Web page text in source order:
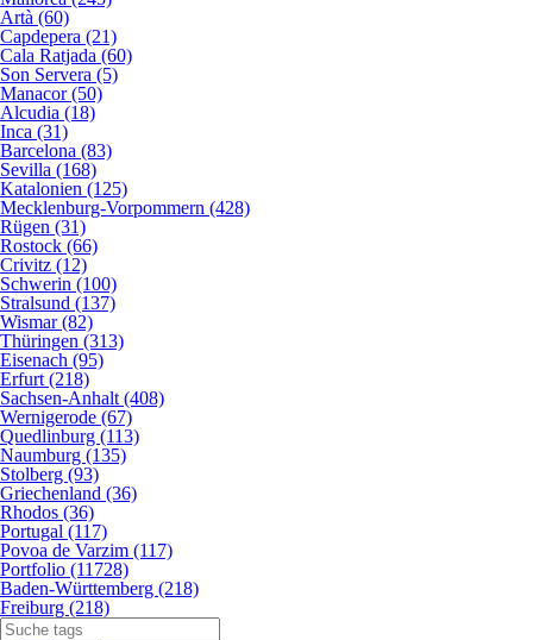
Artà (60)
Capdepera (21)
Cala Ratjada (60)
Son Servera (5)
Manacor (50)
Alcudia (18)
Inca (31)
Barcelona (83)
Sevilla (168)
Katalonien (125)
Mecklenburg-Vorpommern (428)
Rügen (31)
Rostock (66)
Crivitz (12)
Schwerin (100)
Stralsund (137)
Wismar (82)
Thüringen (313)
Eisenach (95)
Erfurt (218)
Sachsen-Anhalt (408)
Wernigerode (67)
Quedlinburg (113)
Naumburg (135)
Stolberg (93)
Griechenland (36)
Rhodos (36)
Portugal (117)
Povoa de Varzim (117)
Portfolio (11728)
Baden-Württemberg (218)
Freiburg (218)